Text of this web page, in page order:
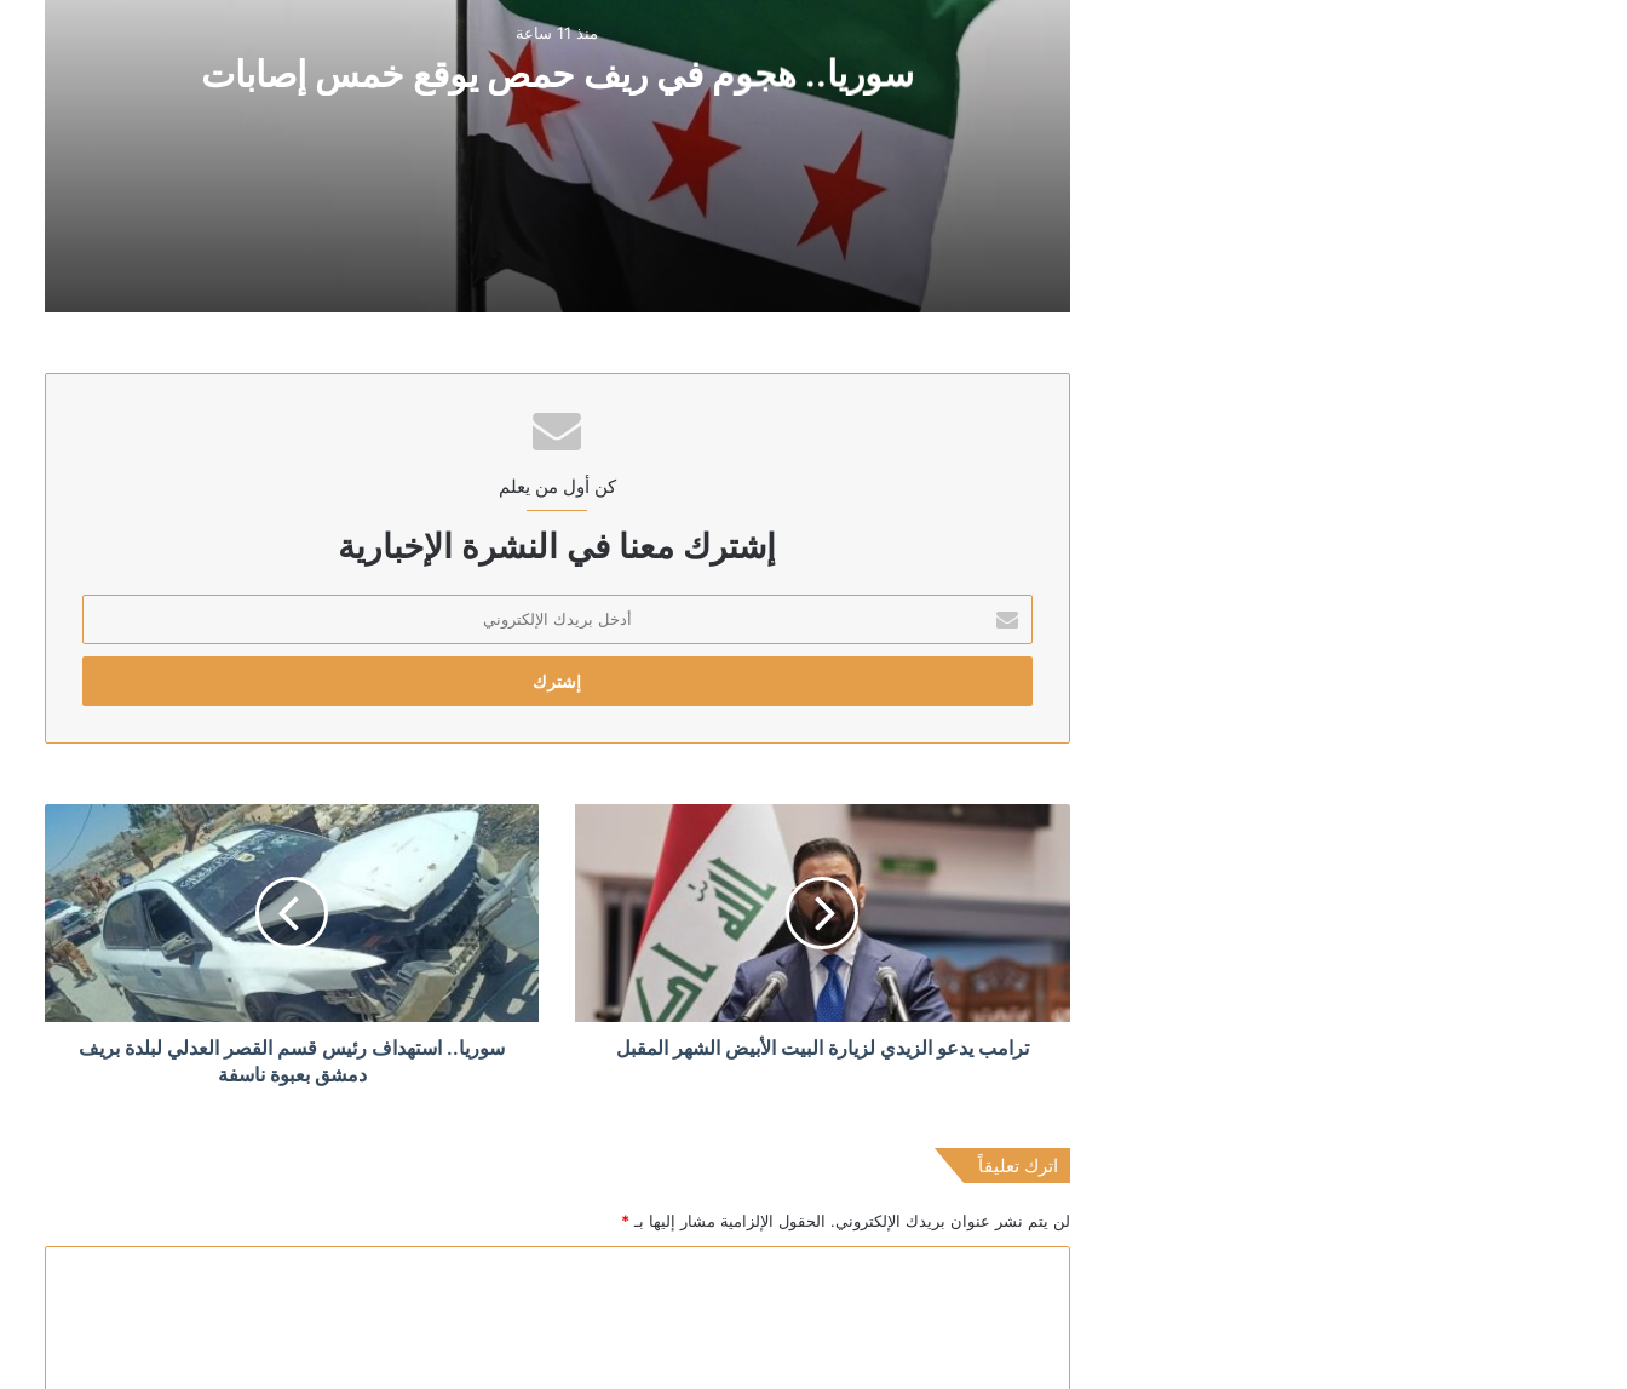
منذ 11 ساعة
سوريا.. هجوم في ريف حمص يوقع خمس إصابات
سوريا.. هجوم في ريف حمص يوقع خمس إصابات
العراق: الحكومة ماضية في حصر السلاح بيد الدولة
وزير الصحة اليمني يعلن مقتل مدنيين اثنين وإصابة 14 آخرين جراء هجمات الحوثيين على مدينة مأرب
منذ 13 ساعة
رئيس الشاباك: موافقة حماس على نزع السلاح “خدعة” لكسب الوقت
الكويت تخصص 2.5 مليون دولار لدعم الاستجابة الإنسانية في سوريا
منذ 14 ساعة
كن أول من يعلم
إشترك معنا في النشرة الإخبارية
بريدك
الإلكتروني
ترامب يدعو الزيدي لزيارة البيت الأبيض الشهر المقبل
سوريا.. استهداف رئيس قسم القصر العدلي لبلدة بريف
دمشق بعبوة ناسفة
اترك تعليقاً
لن يتم نشر عنوان بريدك الإلكتروني. الحقول الإلزامية مشار إليها بـ *